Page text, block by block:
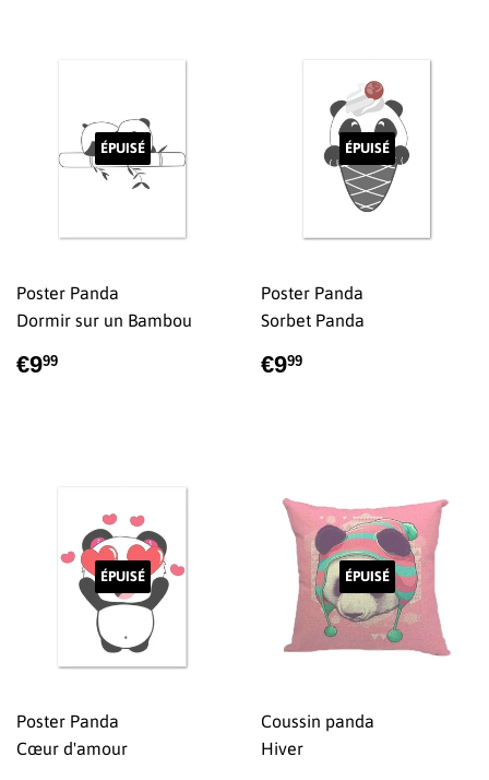
ÉPUISÉ
Poster Panda
Dormir sur un Bambou
PRIX
€999
ÉPUISÉ
Poster Panda
Sorbet Panda
PRIX
€999
ÉPUISÉ
Poster Panda
Cœur d'amour
ÉPUISÉ
Coussin panda
Hiver